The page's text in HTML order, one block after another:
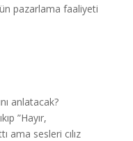
pazarlama faaliyeti
anlatacak?
”Hayır,
ama sesleri cılız